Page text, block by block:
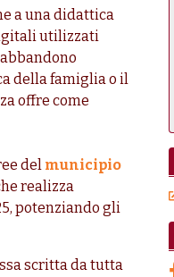
a una didattica
utilizzati
della famiglia o il
offre come
del municipio
realizza
potenziando gli
scritta da tutta